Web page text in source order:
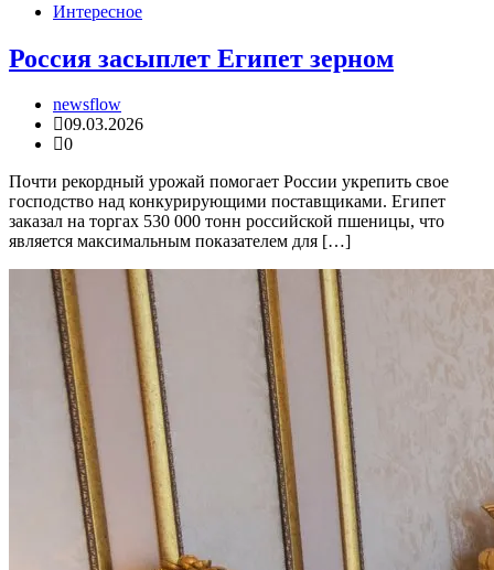
Интересное
Россия засыплет Египет зерном
newsflow
09.03.2026
0
Почти рекордный урожай помогает России укрепить свое
господство над конкурирующими поставщиками. Египет
заказал на торгах 530 000 тонн российской пшеницы, что
является максимальным показателем для […]